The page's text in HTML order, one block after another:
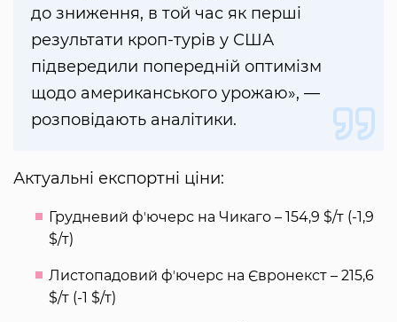
до зниження, в той час як перші
результати кроп-турів у США
підвередили попередній оптимізм
щодо американського урожаю», —
розповідають аналітики.
Актуальні експортні ціни:
Грудневий фʼючерс на Чикаго – 154,9 $/т (-1,9
$/т)
Листопадовий фʼючерс на Євронекст – 215,6
$/т (-1 $/т)